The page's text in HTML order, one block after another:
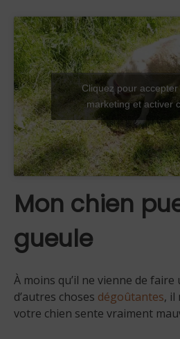
Cliquez pour
marketing et activer
Mon chien
gueule
À moins qu’il ne vienne de faire
d’autres choses dégoûtantes, il
votre chien sente vraiment